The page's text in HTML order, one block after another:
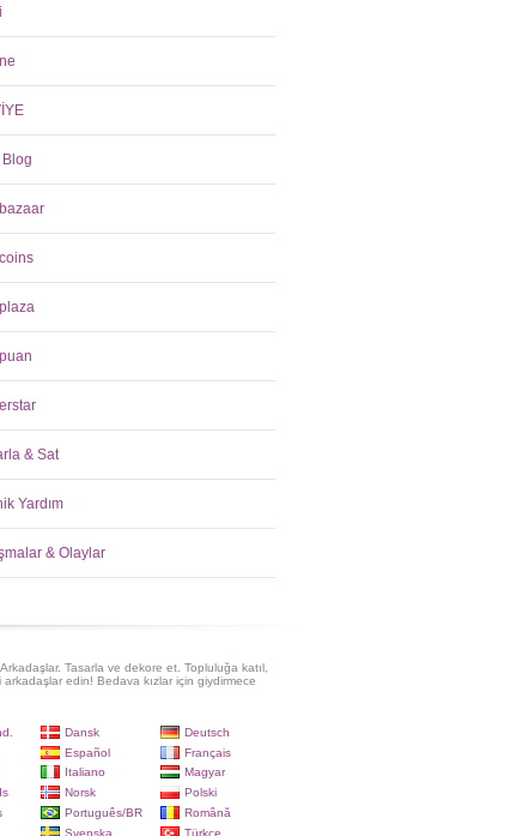
& Sat
Yardım
& Olaylar
Tasarla ve dekore et. Topluluğa katıl,
edin! Bedava kızlar için giydirmece
Dansk
Deutsch
Español
Français
Italiano
Magyar
Norsk
Polski
Português/BR
Română
Svenska Türkçe